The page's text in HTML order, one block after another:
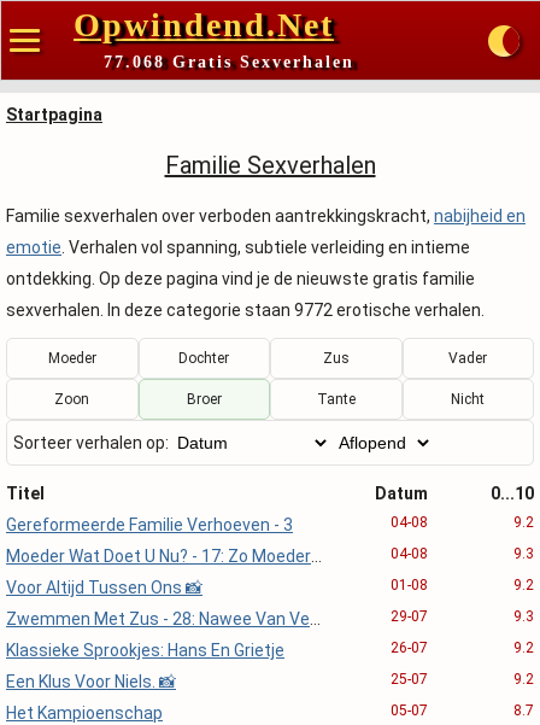
Opwindend.Net
77.068 Gratis Sexverhalen
Startpagina
Familie Sexverhalen
Familie sexverhalen over verboden aantrekkingskracht, nabijheid en
emotie . Verhalen vol spanning, subtiele verleiding en intieme
ontdekking. Op deze pagina vind je de nieuwste gratis familie
sexverhalen. In deze categorie staan 9772 erotische verhalen.
Moeder Dochter Zus Vader
Zoon Broer Tante Nicht
Sorteer verhalen op:
Titel Datum
0...10
Gereformeerde Familie Verhoeven - 3
04-08 9.2
04-08 9.3
Voor Altijd Tussen Ons 📸 01-08 9.2
29-07 9.3
Klassieke Sprookjes: Hans En Grietje 26-07 9.2
Een Klus Voor Niels. 📸 25-07 9.2
Het Kampioenschap 05-07 8.7